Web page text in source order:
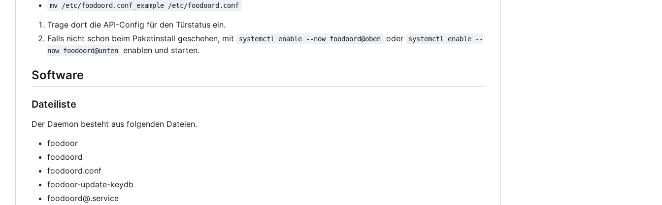
mv /etc/foodoord.conf_example /etc/foodoord.conf
Trage dort die API-Config für den Türstatus ein.
Falls nicht schon beim Paketinstall geschehen, mit
systemctl enable --now foodoord@oben oder
systemctl enable --
now foodoord@unten
enablen und starten.
Software
Dateiliste
Der Daemon besteht aus folgenden Dateien.
foodoor
foodoord
foodoord.conf
foodoor-update-keydb
foodoord@.service